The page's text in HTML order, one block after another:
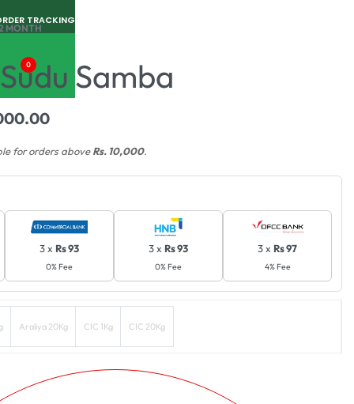
TRACKING
0
MONTH
Samba
for orders aboveRs. 10,000.
3 x Rs 93
0% Fee
3 x Rs 93
0% Fee
3 x Rs 97
4% Fee
Araliya 20Kg CIC 1Kg CIC 20Kg